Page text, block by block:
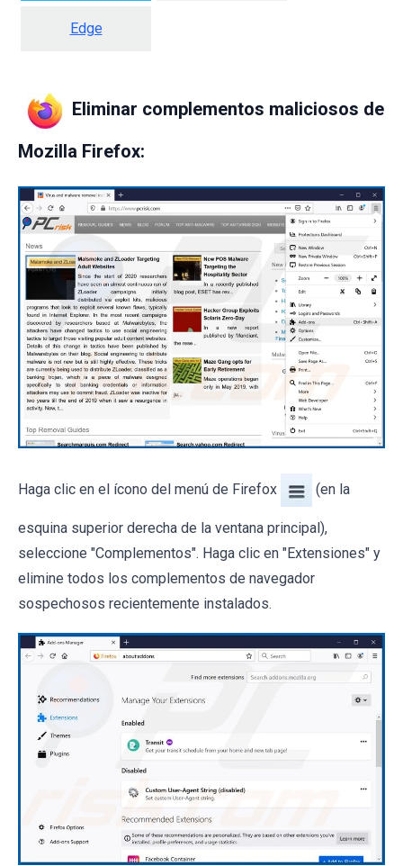
Edge
Eliminar complementos maliciosos de
Mozilla Firefox:
Haga clic en el ícono del menú de Firefox (en la
esquina superior derecha de la ventana principal),
seleccione "Complementos". Haga clic en "Extensiones" y
elimine todos los complementos de navegador
sospechosos recientemente instalados.